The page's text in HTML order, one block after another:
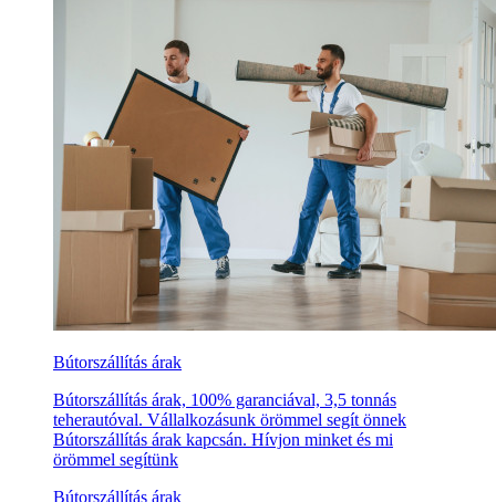
Bútorszállítás árak
Bútorszállítás árak, 100% garanciával, 3,5 tonnás
teherautóval. Vállalkozásunk örömmel segít önnek
Bútorszállítás árak kapcsán. Hívjon minket és mi
örömmel segítünk
Bútorszállítás árak